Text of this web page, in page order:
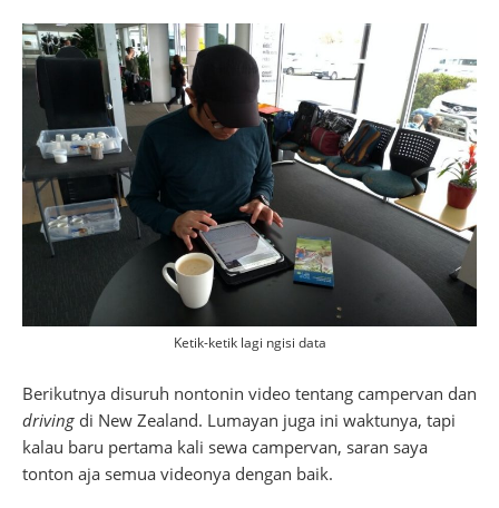
Ketik-ketik lagi ngisi data
Berikutnya disuruh nontonin video tentang campervan dan
driving di New Zealand. Lumayan juga ini waktunya, tapi
kalau baru pertama kali sewa campervan, saran saya
tonton aja semua videonya dengan baik.